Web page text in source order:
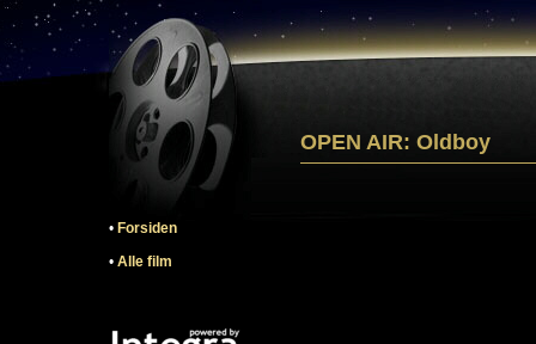
• Forsiden
• Alle film
OPEN AIR: Oldboy